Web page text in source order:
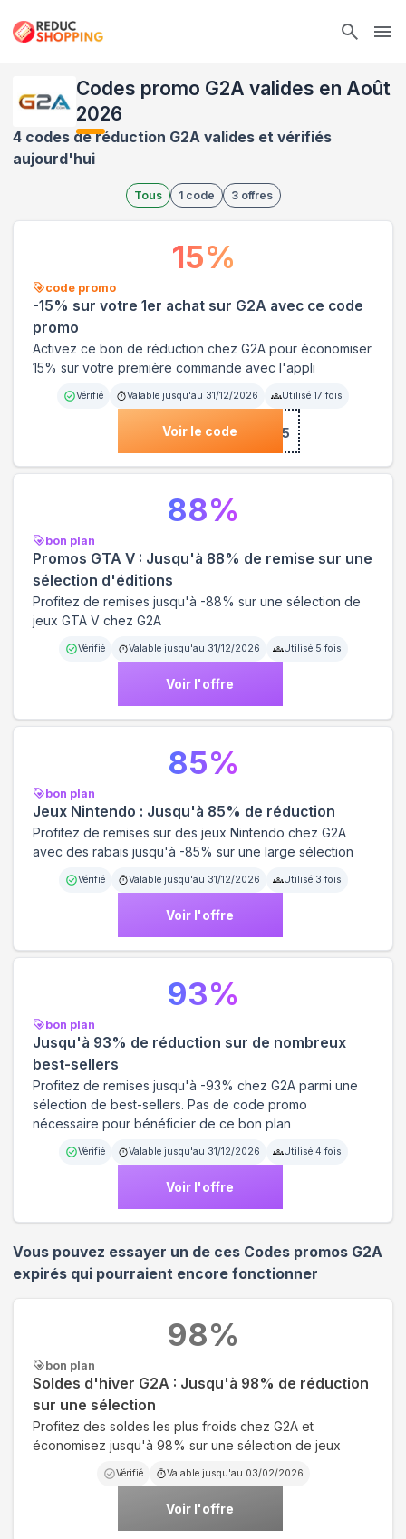
Codes promo G2A valides en Août
2026
4 codes de réduction G2A valides et vérifiés
aujourd'hui
Tous 1 code 3 offres
code promo
-15% sur votre 1er achat sur G2A avec ce code
promo
Activez ce bon de réduction chez G2A pour économiser
15% sur votre première commande avec l'appli
Vérifié Valable jusqu'au 31/12/2026 Utilisé 17 fois
Voir le code ***15
15%
bon plan
Promos GTA V : Jusqu'à 88% de remise sur une
sélection d'éditions
Profitez de remises jusqu'à -88% sur une sélection de
jeux GTA V chez G2A
Vérifié Valable jusqu'au 31/12/2026 Utilisé 5 fois
Voir l'offre
88%
bon plan
Jeux Nintendo : Jusqu'à 85% de réduction
Profitez de remises sur des jeux Nintendo chez G2A
avec des rabais jusqu'à -85% sur une large sélection
Vérifié Valable jusqu'au 31/12/2026 Utilisé 3 fois
Voir l'offre
85%
bon plan
Jusqu'à 93% de réduction sur de nombreux
best-sellers
Profitez de remises jusqu'à -93% chez G2A parmi une
sélection de best-sellers. Pas de code promo
nécessaire pour bénéficier de ce bon plan
Vérifié Valable jusqu'au 31/12/2026 Utilisé 4 fois
Voir l'offre
93%
Vous pouvez essayer un de ces Codes promos G2A
expirés qui pourraient encore fonctionner
bon plan
Soldes d'hiver G2A : Jusqu'à 98% de réduction
sur une sélection
Profitez des soldes les plus froids chez G2A et
économisez jusqu'à 98% sur une sélection de jeux
Vérifié Valable jusqu'au 03/02/2026
Voir l'offre
98%